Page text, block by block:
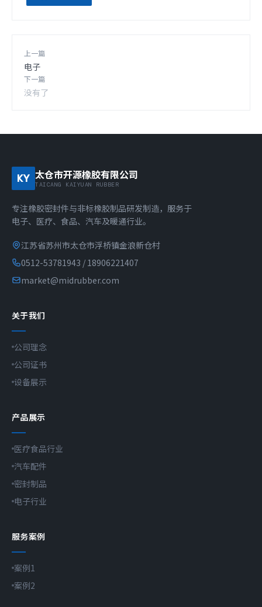
上一篇
电子
下一篇
没有了
KY 太仓市开源橡胶有限公司
TAICANG KAIYUAN RUBBER
专注橡胶密封件与非标橡胶制品研发制造，服务于
电子、医疗、食品、汽车及暖通行业。
江苏省苏州市太仓市浮桥镇金浪新仓村
0512-53781943 / 18906221407
market@midrubber.com
关于我们
公司理念
公司证书
设备展示
产品展示
医疗食品行业
汽车配件
密封制品
电子行业
服务案例
案例1
案例2